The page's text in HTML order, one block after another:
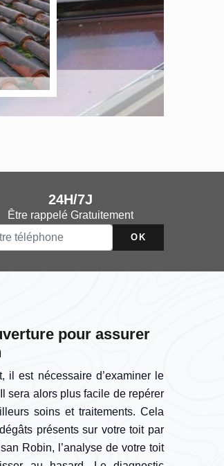
24H/7J
Être rappelé Gratuitement
pour assurer
il est nécessaire d’examiner le
sera alors plus facile de repérer
soins et traitements. Cela
présents sur votre toit par
Robin, l’analyse de votre toit